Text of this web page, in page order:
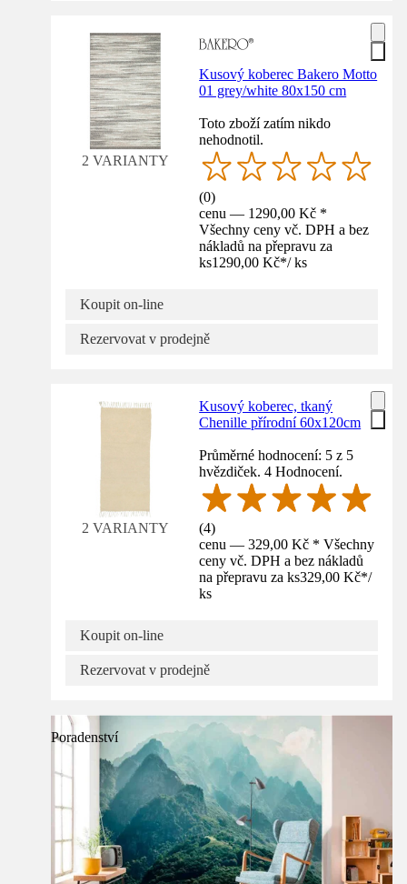
2 VARIANTY
Kusový koberec Bakero Motto
01 grey/white 80x150 cm
Toto zboží zatím nikdo
nehodnotil.
(0)
cenu — 1290,00 Kč *
Všechny ceny vč. DPH a bez
nákladů na přepravu za
ks1290,00 Kč*/ ks
Koupit on-line
Rezervovat v prodejně
2 VARIANTY
Kusový koberec, tkaný
Chenille přírodní 60x120cm
Průměrné hodnocení: 5 z 5
hvězdiček. 4 Hodnocení.
(4)
cenu — 329,00 Kč * Všechny
ceny vč. DPH a bez nákladů
na přepravu za ks329,00 Kč*/
ks
Koupit on-line
Rezervovat v prodejně
Poradenství